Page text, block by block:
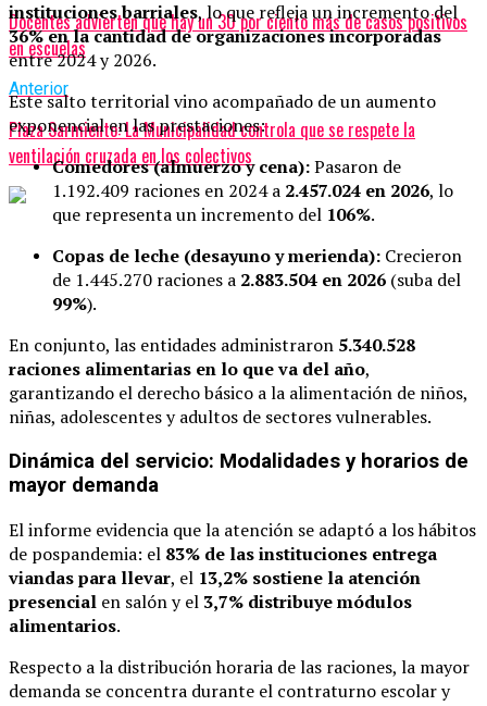
Docentes advierten que hay un 30 por ciento más de casos positivos
en escuelas
Anterior
Plaza Sarmiento: La Municipalidad controla que se respete la
ventilación cruzada en los colectivos
instituciones barriales, lo que refleja un incremento del
36% en la cantidad de organizaciones incorporadas
entre 2024 y 2026.
Este salto territorial vino acompañado de un aumento
exponencial en las prestaciones:
Comedores (almuerzo y cena):Pasaron de
1.192.409 raciones en 2024 a 2.457.024 en 2026, lo
que representa un incremento del 106%.
Copas de leche (desayuno y merienda): Crecieron
de 1.445.270 raciones a 2.883.504 en 2026 (suba del
99%).
En conjunto, las entidades administraron 5.340.528
raciones alimentarias en lo que va del año,
garantizando el derecho básico a la alimentación de niños,
niñas, adolescentes y adultos de sectores vulnerables.
Dinámica del servicio: Modalidades y horarios de
mayor demanda
El informe evidencia que la atención se adaptó a los hábitos
de pospandemia: el 83% de las instituciones entrega
viandas para llevar, el 13,2% sostiene la atención
presencial en salón y el 3,7% distribuye módulos
alimentarios.
Respecto a la distribución horaria de las raciones, la mayor
demanda se concentra durante el contraturno escolar y